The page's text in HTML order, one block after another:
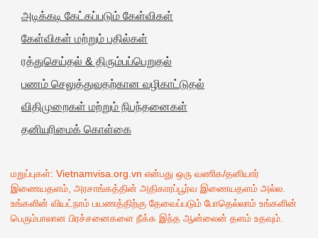
அடிக்கடி கேட்கப்படும் கேள்விகள்
கேள்விகள் மற்றும் பதில்கள்
ரத்துசெய்தல் & திரும்பப்பெறுதல்
பணம் செலுத்துவதற்கான வழிகாட்டுதல்
விதிமுறைகள் மற்றும் நிபந்தனைகள்
தனியுரிமைக் கொள்கை
மறுப்புகள்: Vietnamvisa.org.vn என்பது ஒரு வணிக/தனியார்
இணையதளம், அரசாங்கத்தின் அதிகாரப்பூர்வ இணையதளம் அல்ல.
உங்களின் வியட்நாம் பயணத்திற்கு தேவைப்படும் போதெல்லாம் உங்களின்
பெரும்பாலான பிரச்சனைகளை நீக்க இந்த ஆன்லைன் தளம் உதவும்.